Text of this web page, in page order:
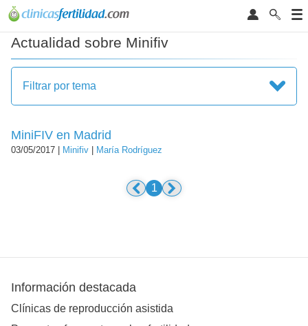
Actualidad sobre Minifiv
Filtrar por tema
MiniFIV en Madrid
03/05/2017 | Minifiv María Rodríguez
1
Información destacada
Clínicas de reproducción asistida